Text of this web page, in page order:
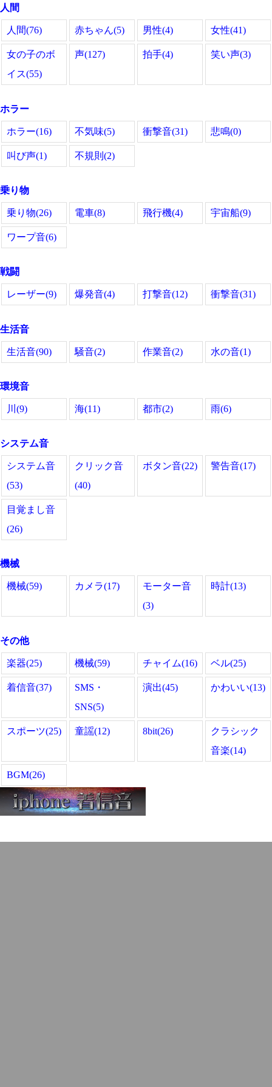
人間
人間(76) 赤ちゃん(5) 男性(4) 女性(41)
女の子のボ
イス(55)
声(127) 拍手(4) 笑い声(3)
ホラー
ホラー(16) 不気味(5) 衝撃音(31) 悲鳴(0)
叫び声(1) 不規則(2)
乗り物
乗り物(26) 電車(8) 飛行機(4) 宇宙船(9)
ワープ音(6)
戦闘
レーザー(9) 爆発音(4) 打撃音(12) 衝撃音(31)
生活音
生活音(90) 騒音(2) 作業音(2) 水の音(1)
環境音
川(9) 海(11) 都市(2) 雨(6)
システム音
システム音
(53)
クリック音
(40)
ボタン音(22) 警告音(17)
目覚まし音
(26)
機械
機械(59) カメラ(17)
モーター音
(3)
時計(13)
その他
楽器(25) 機械(59) チャイム(16) ベル(25)
着信音(37)
SMS・
SNS(5)
演出(45) かわいい(13)
スポーツ(25) 童謡(12) 8bit(26)
クラシック
音楽(14)
BGM(26)